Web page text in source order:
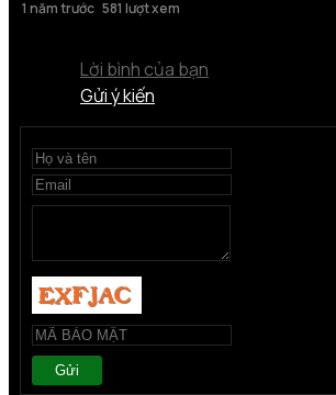
1 năm trước 581 lượt xem
Lời bình của bạn
Gửi ý kiến
Gửi